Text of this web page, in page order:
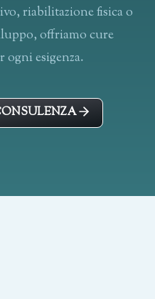
riabilitazione fisica o
offriamo cure
ogni esigenza.